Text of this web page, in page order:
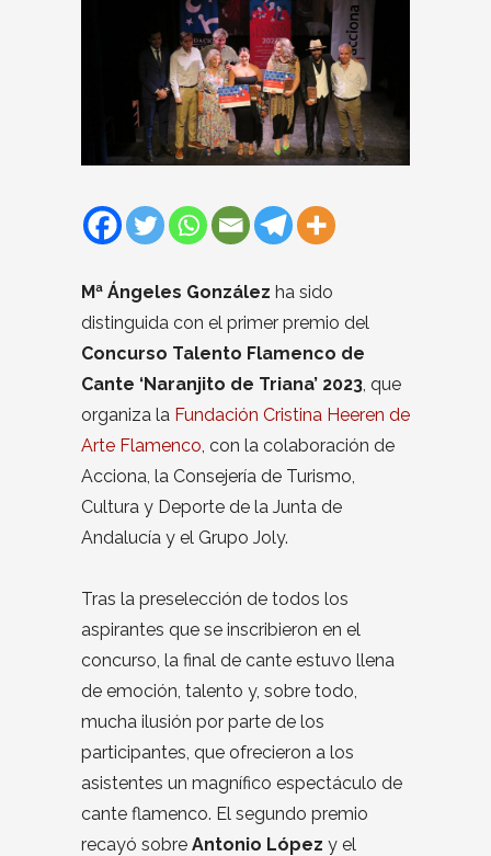
Mª Ángeles González ha sido
distinguida con el primer premio del
Concurso Talento Flamenco de
Cante ‘Naranjito de Triana’ 2023 , que
organiza la Fundación Cristina Heeren de
Arte Flamenco , con la colaboración de
Acciona, la Consejería de Turismo,
Cultura y Deporte de la Junta de
Andalucía y el Grupo Joly.
Tras la preselección de todos los
aspirantes que se inscribieron en el
concurso, la final de cante estuvo llena
de emoción, talento y, sobre todo,
mucha ilusión por parte de los
participantes, que ofrecieron a los
asistentes un magnífico espectáculo de
cante flamenco. El segundo premio
recayó sobre Antonio López y el